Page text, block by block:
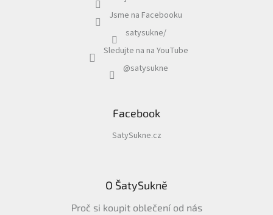
Jsme na Facebooku
satysukne/
Sledujte na na YouTube
@satysukne
Facebook
SatySukne.cz
O ŠatySukně
Proč si koupit oblečení od nás